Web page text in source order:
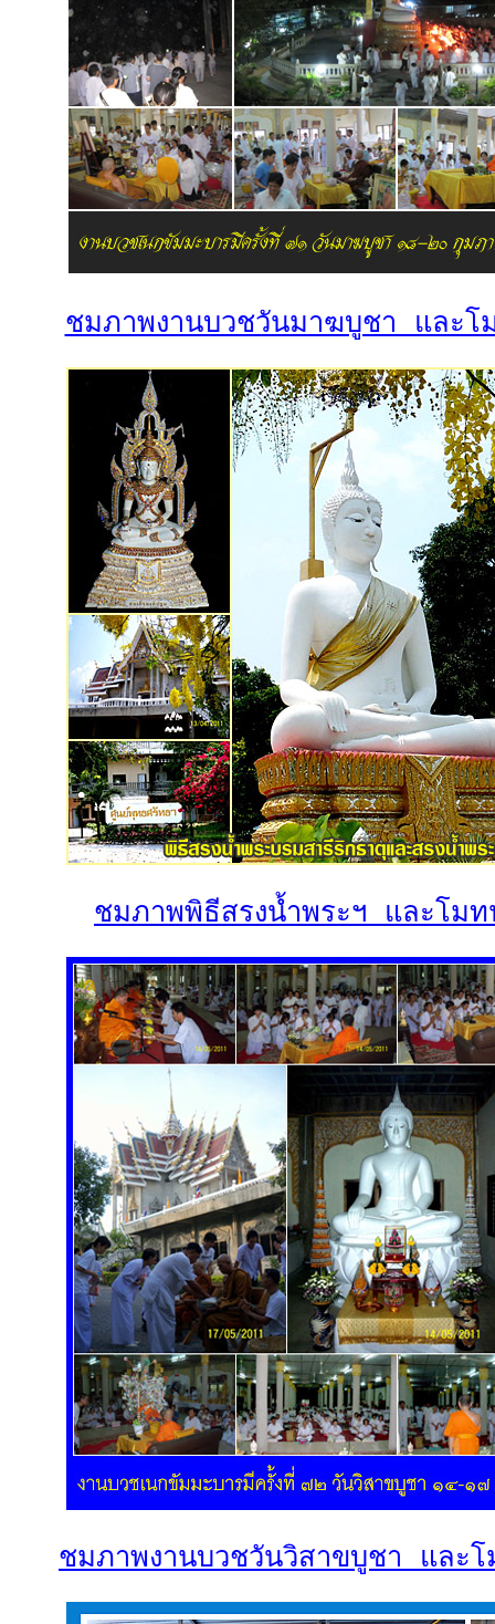
ชมภาพงานบวชวันมาฆบูชา และโ
ชมภาพพิธีสรงน้ำพระฯ และโม
ชมภาพงานบวชวันวิสาขบูชา และ